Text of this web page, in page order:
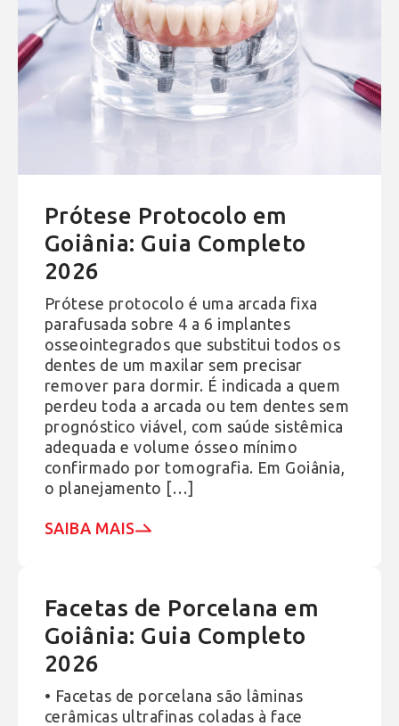
Facetas de Porcelana em
Goiânia: Guia Completo
2026
• Facetas de porcelana são lâminas
cerâmicas ultrafinas coladas à face
Prótese Protocolo em
Goiânia: Guia Completo
2026
Prótese protocolo é uma arcada fixa
parafusada sobre 4 a 6 implantes
osseointegrados que substitui todos os
dentes de um maxilar sem precisar
remover para dormir. É indicada a quem
perdeu toda a arcada ou tem dentes sem
prognóstico viável, com saúde sistêmica
adequada e volume ósseo mínimo
confirmado por tomografia. Em Goiânia,
o planejamento […]
SAIBA MAIS